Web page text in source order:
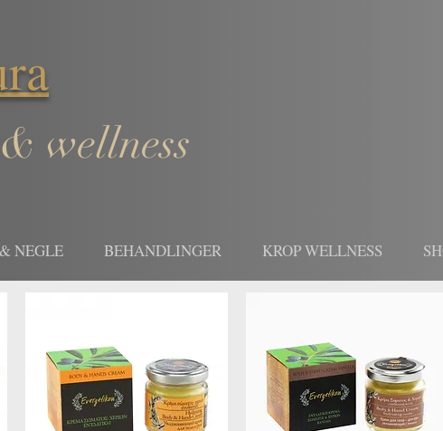
wellness
NEGLE BEHANDLINGER KROP WELLNESS